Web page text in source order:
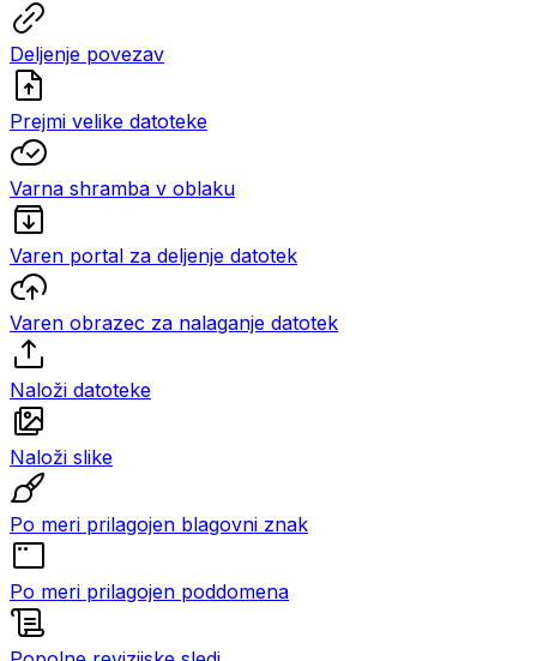
Deljenje povezav
Prejmi velike datoteke
Varna shramba v oblaku
Varen portal za deljenje datotek
Varen obrazec za nalaganje datotek
Naloži datoteke
Naloži slike
Po meri prilagojen blagovni znak
Po meri prilagojen poddomena